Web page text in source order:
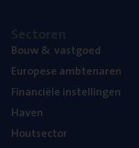
Bouw& vastgoed
Euro­pe­se ambtenaren
Finan­ci­ë­le instellingen
Haven
Hout­sec­tor